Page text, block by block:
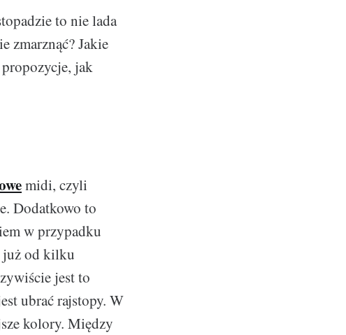
to nie lada
zmarznąć? Jakie
jak
midi, czyli
Dodatkowo to
w przypadku
już od kilku
jest to
ubrać rajstopy. W
kolory. Między